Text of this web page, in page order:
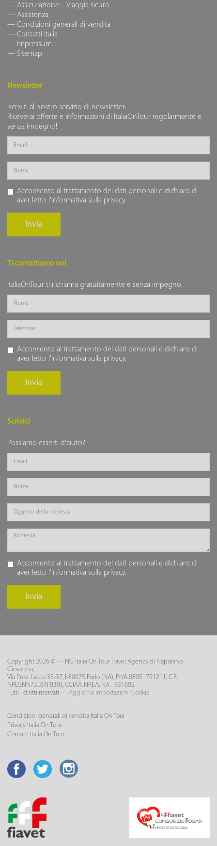
Assicurazione – Viaggia sicuro
Assistenza
Condizioni generali di vendita
Contatti Italia
Impressum
Sitemap
Newsletter
Iscriviti al nostro servizio di newsletter:
Riceverai offerte e informazioni di ItaliaOnTour regolarmente e
senza impegno!
Acconsento al trattamento dei dati personali e dichiaro di
aver letto l’informativa sulla privacy.
Invia
Ti contattiamo noi
ItaliaOnTour ti richiama gratuitamente e senza impegno.
Acconsento al trattamento dei dati personali e dichiaro di
aver letto l’informativa sulla privacy.
Invia
Scrivici
Possiamo esserti d'aiuto?
Acconsento al trattamento dei dati personali e dichiaro di
aver letto l’informativa sulla privacy.
Invia
Copyright 2026 © — NG Italia On Tour Travel Agency di Napolano
Giovanna,
Via Prov. Lacco 35-37, I-80075 Forio (NA), P.IVA 08051791211, C.F.
NPLGNN73L64F839J, CCIAA-NREA: NA - 931682
Tutti i diritti riservati — Aggiorna Impostazioni Cookie
Condizioni generali di vendita Italia On Tour
Privacy Italia On Tour
Contatti Italia On Tour